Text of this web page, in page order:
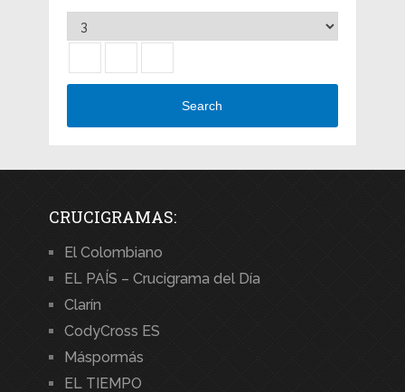
Search
CRUCIGRAMAS:
El Colombiano
EL PAÍS – Crucigrama del Día
Clarín
CodyCross ES
Máspormás
EL TIEMPO